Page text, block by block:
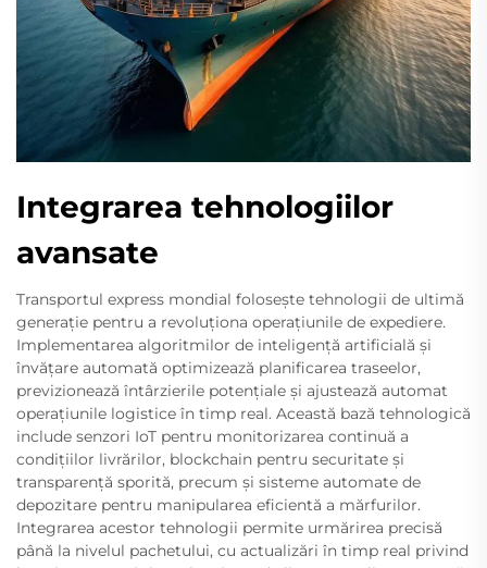
Integrarea tehnologiilor
avansate
Transportul express mondial folosește tehnologii de ultimă
generație pentru a revoluționa operațiunile de expediere.
Implementarea algoritmilor de inteligență artificială și
învățare automată optimizează planificarea traseelor,
previzionează întârzierile potențiale și ajustează automat
operațiunile logistice în timp real. Această bază tehnologică
include senzori IoT pentru monitorizarea continuă a
condițiilor livrărilor, blockchain pentru securitate și
transparență sporită, precum și sisteme automate de
depozitare pentru manipularea eficientă a mărfurilor.
Integrarea acestor tehnologii permite urmărirea precisă
până la nivelul pachetului, cu actualizări în timp real privind